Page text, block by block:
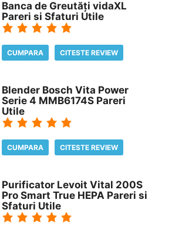
Banca de Greutăți vidaXL
Pareri si Sfaturi Utile
CUMPARA CITESTE REVIEW
Blender Bosch Vita Power
Serie 4 MMB6174S Pareri
Utile
CUMPARA CITESTE REVIEW
Purificator Levoit Vital 200S
Pro Smart True HEPA Pareri si
Sfaturi Utile